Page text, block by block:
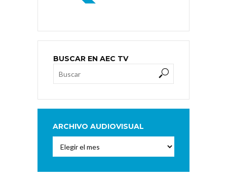
BUSCAR EN AEC TV
ARCHIVO AUDIOVISUAL
Audiovisual